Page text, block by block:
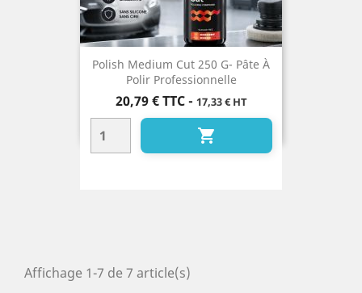
Polish Medium Cut 250 G- Pâte À
Polir Professionnelle
Prix
20,79 € TTC- 17,33 € HT

Affichage 1-7 de 7 article(s)